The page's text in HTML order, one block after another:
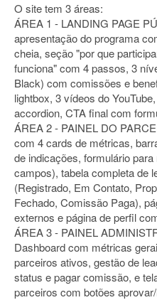
O site tem 3 áreas:
ÁREA 1 - LANDING PAGE
apresentação do programa
cheia, seção "por que
funciona" com 4 passos, 3
Black) com comissões e
lightbox, 3 vídeos do
accordion, CTA final com
ÁREA 2 - PAINEL DO
com 4 cards de métricas,
de indicações, formulário
campos), tabela completa de
(Registrado, Em Contato,
Fechado, Comissão Paga),
externos e página de perfil
ÁREA 3 - PAINEL
Dashboard com métricas
parceiros ativos, gestão de
status e pagar comissão, e
parceiros com botões